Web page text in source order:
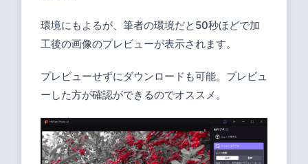
環境にもよるが、筆者の環境だと50秒ほどで加
工後の画像のプレビューが表示されます。
プレビューせずにダウンロードも可能。プレビュ
ーした方が確認ができるのでオススメ。